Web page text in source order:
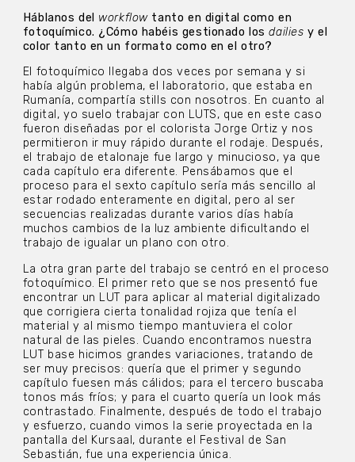
Háblanos del workflowtanto en digital como en
fotoquímico. ¿Cómo habéis gestionado losdailies y el
color tanto en un formato como en el otro?
El fotoquímico llegaba dos veces por semana y si
había algún problema, el laboratorio, que estaba en
Rumanía, compartía stills con nosotros. En cuanto al
digital, yo suelo trabajar con LUTS, que en este caso
fueron diseñadas por el colorista Jorge Ortiz y nos
permitieron ir muy rápido durante el rodaje. Después,
el trabajo de etalonaje fue largo y minucioso, ya que
cada capítulo era diferente. Pensábamos que el
proceso para el sexto capítulo sería más sencillo al
estar rodado enteramente en digital, pero al ser
secuencias realizadas durante varios días había
muchos cambios de la luz ambiente dificultando el
trabajo de igualar un plano con otro.
La otra gran parte del trabajo se centró en el proceso
fotoquímico. El primer reto que se nos presentó fue
encontrar un LUT para aplicar al material digitalizado
que corrigiera cierta tonalidad rojiza que tenía el
material y al mismo tiempo mantuviera el color
natural de las pieles. Cuando encontramos nuestra
LUT base hicimos grandes variaciones, tratando de
ser muy precisos: quería que el primer y segundo
capítulo fuesen más cálidos; para el tercero buscaba
tonos más fríos; y para el cuarto quería un look más
contrastado. Finalmente, después de todo el trabajo
y esfuerzo, cuando vimos la serie proyectada en la
pantalla del Kursaal, durante el Festival de San
Sebastián, fue una experiencia única.